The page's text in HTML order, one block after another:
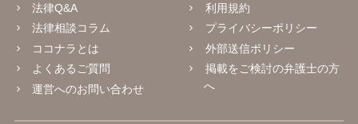
法律Q&A
法律相談コラム
ココナラとは
よくあるご質問
運営へのお問い合わせ
利用規約
プライバシーポリシー
外部送信ポリシー
掲載をご検討の弁護士の方
へ